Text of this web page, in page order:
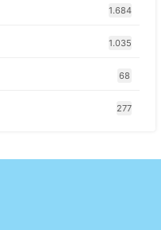
1.684
1.035
68
277